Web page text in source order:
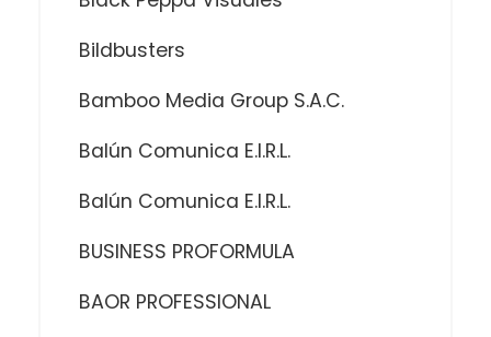
Bildbusters
Bamboo Media Group S.A.C.
Balún Comunica E.I.R.L.
Balún Comunica E.I.R.L.
BUSINESS PROFORMULA
BAOR PROFESSIONAL